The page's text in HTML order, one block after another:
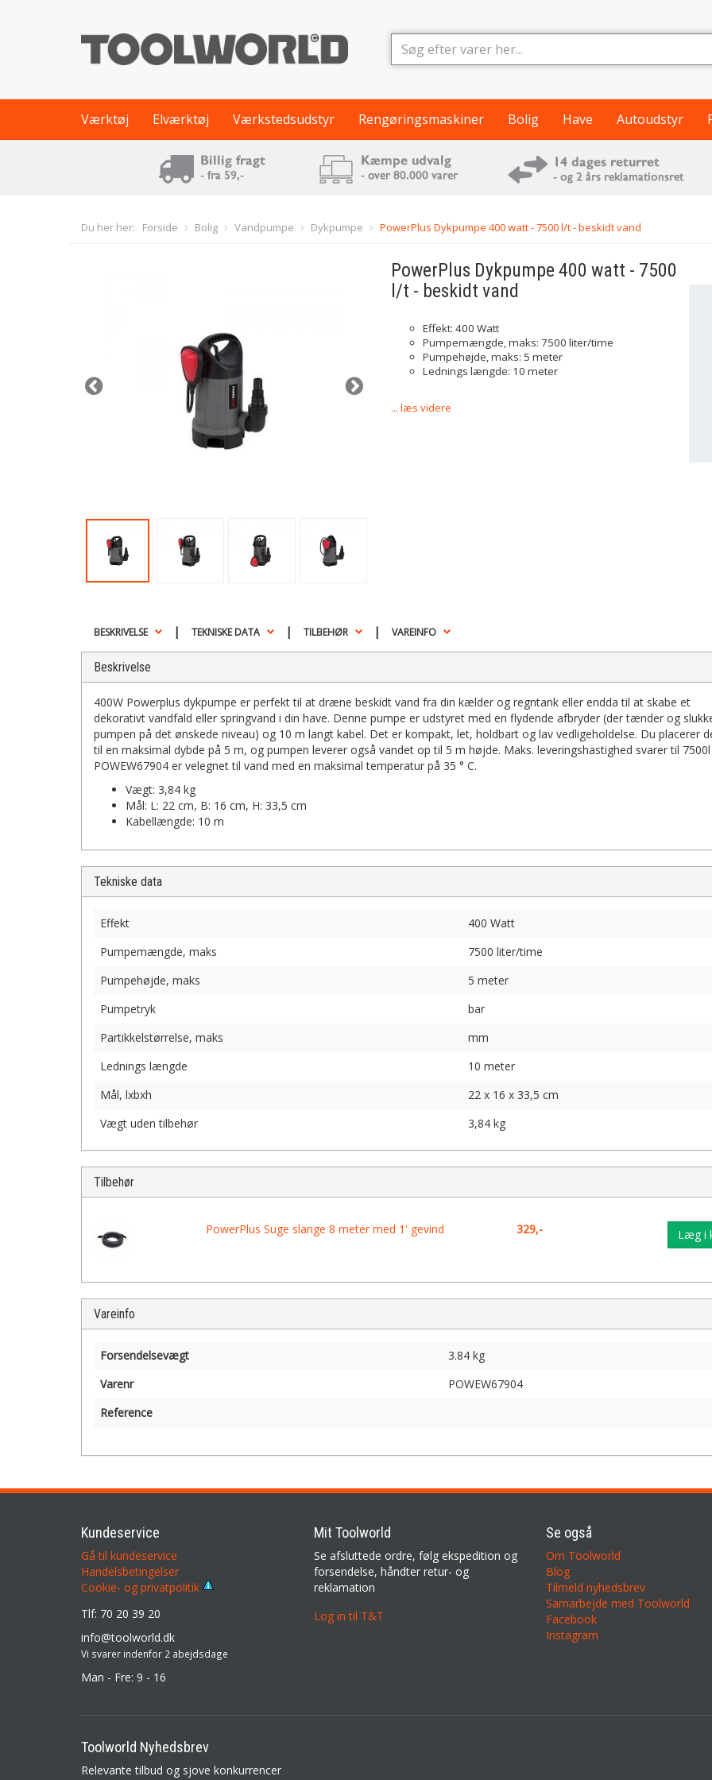
Værktøj Elværktøj Værkstedsudstyr Rengøringsmaskiner Bolig Have Autoudstyr
Du her her: Forside Bolig Vandpumpe Dykpumpe PowerPlus Dykpumpe 400 watt - 7500 l/t - beskidt vand
PowerPlus Dykpumpe 400 watt - 7500
l/t - beskidt vand
Effekt: 400 Watt
Pumpemængde, maks: 7500 liter/time
Pumpehøjde, maks: 5 meter
Lednings længde: 10 meter
... læs videre
BESKRIVELSE | TEKNISKE DATA | TILBEHØR | VAREINFO
Beskrivelse
400W Powerplus dykpumpe er perfekt til at dræne beskidt vand fra din kælder og regntank eller endda til at skabe et
dekorativt vandfald eller springvand i din have. Denne pumpe er udstyret med en flydende afbryder (der tænder og
pumpen på det ønskede niveau) og 10 m langt kabel. Det er kompakt, let, holdbart og lav vedligeholdelse. Du placerer
til en maksimal dybde på 5 m, og pumpen leverer også vandet op til 5 m højde. Maks. leveringshastighed svarer til
POWEW67904 er velegnet til vand med en maksimal temperatur på 35 ° C.
Vægt: 3,84 kg
Mål: L: 22 cm, B: 16 cm, H: 33,5 cm
Kabellængde: 10 m
Tekniske data
Effekt
400 Watt
Pumpemængde, maks
7500 liter/time
Pumpehøjde, maks
5 meter
Pumpetryk
bar
Partikkelstørrelse, maks
mm
Lednings længde
10 meter
Mål, lxbxh
22 x 16 x 33,5 cm
Vægt uden tilbehør
3,84 kg
Tilbehør
PowerPlus Suge slange 8 meter med 1' gevind 329,- Læg i
Vareinfo
Forsendelsevægt
3.84 kg
Varenr
POWEW67904
Reference
Kundeservice
Gå til kundeservice
Handelsbetingelser
Cookie- og privatpolitik
Tlf: 70 20 39 20
info@toolworld.dk
Vi svarer indenfor 2 abejdsdage
Man - Fre: 9 - 16
Mit Toolworld
Se afsluttede ordre, følg ekspedition og
forsendelse, håndter retur- og
reklamation
Log in til T&T
Se også
Om Toolworld
Blog
Tilmeld nyhedsbrev
Samarbejde med Toolworld
Facebook
Instagram
Toolworld Nyhedsbrev
Relevante tilbud og sjove konkurrencer